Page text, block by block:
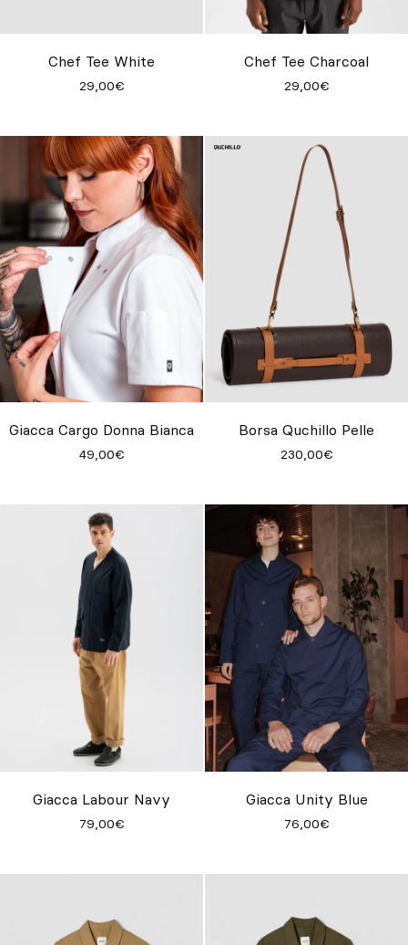
Chef Tee White
29,00€
Chef Tee Charcoal
29,00€
Giacca Cargo Donna Bianca
49,00€
Borsa Quchillo Pelle
230,00€
Giacca Labour Navy
79,00€
Giacca Unity Blue
76,00€